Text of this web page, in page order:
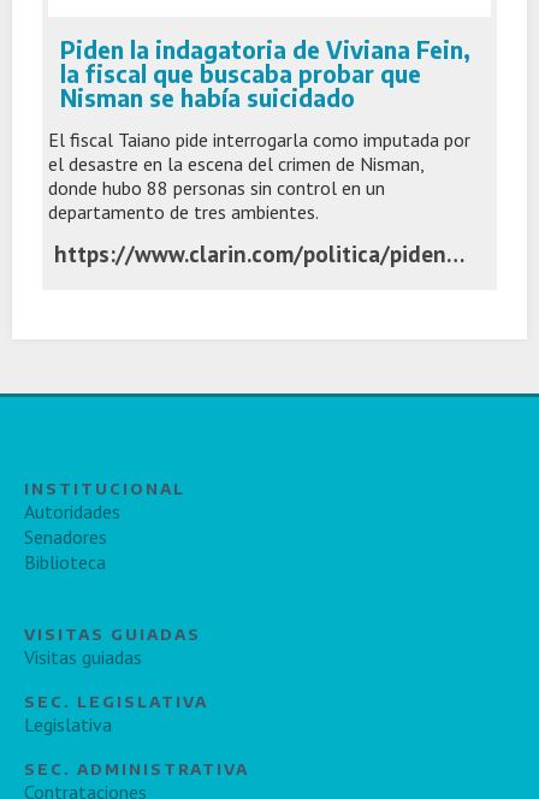
Piden la indagatoria de Viviana Fein,
la fiscal que buscaba probar que
Nisman se había suicidado
El fiscal Taiano pide interrogarla como imputada por
el desastre en la escena del crimen de Nisman,
donde hubo 88 personas sin control en un
departamento de tres ambientes.
https://www.clarin.com/politica/piden-indagatoria-viviana-fein-fiscal-buscaba-probar-nisman-suicidado_0_lU7Q6bAOEg.html
INSTITUCIONAL
Autoridades
Senadores
Biblioteca
VISITAS GUIADAS
Visitas guiadas
SEC. LEGISLATIVA
Legislativa
SEC. ADMINISTRATIVA
Contrataciones